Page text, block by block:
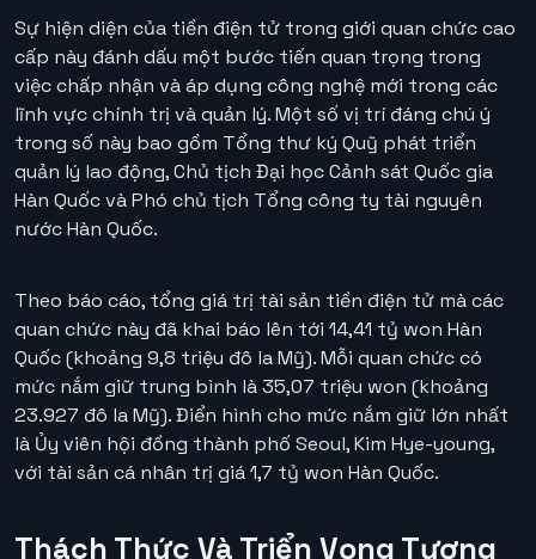
Sự hiện diện của tiền điện tử trong giới quan chức cao
cấp này đánh dấu một bước tiến quan trọng trong
việc chấp nhận và áp dụng công nghệ mới trong các
lĩnh vực chính trị và quản lý. Một số vị trí đáng chú ý
trong số này bao gồm Tổng thư ký Quỹ phát triển
quản lý lao động, Chủ tịch Đại học Cảnh sát Quốc gia
Hàn Quốc và Phó chủ tịch Tổng công ty tài nguyên
nước Hàn Quốc.
Theo báo cáo, tổng giá trị tài sản tiền điện tử mà các
quan chức này đã khai báo lên tới 14,41 tỷ won Hàn
Quốc (khoảng 9,8 triệu đô la Mỹ). Mỗi quan chức có
mức nắm giữ trung bình là 35,07 triệu won (khoảng
23.927 đô la Mỹ). Điển hình cho mức nắm giữ lớn nhất
là Ủy viên hội đồng thành phố Seoul, Kim Hye-young,
với tài sản cá nhân trị giá 1,7 tỷ won Hàn Quốc.
Thách Thức Và Triển Vọng Tương